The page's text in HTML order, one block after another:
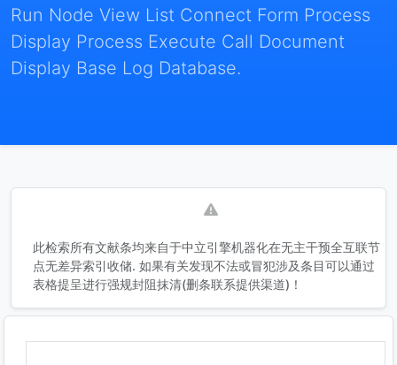
Run Node View List Connect Form Process
Display Process Execute Call Document
Display Base Log Database.
此检索所有文献条均来自于中立引擎机器化在无主干预全互联节
点无差异索引收储. 如果有关发现不法或冒犯涉及条目可以通过
表格提呈进行强规封阻抹清(删条联系提供渠道)！